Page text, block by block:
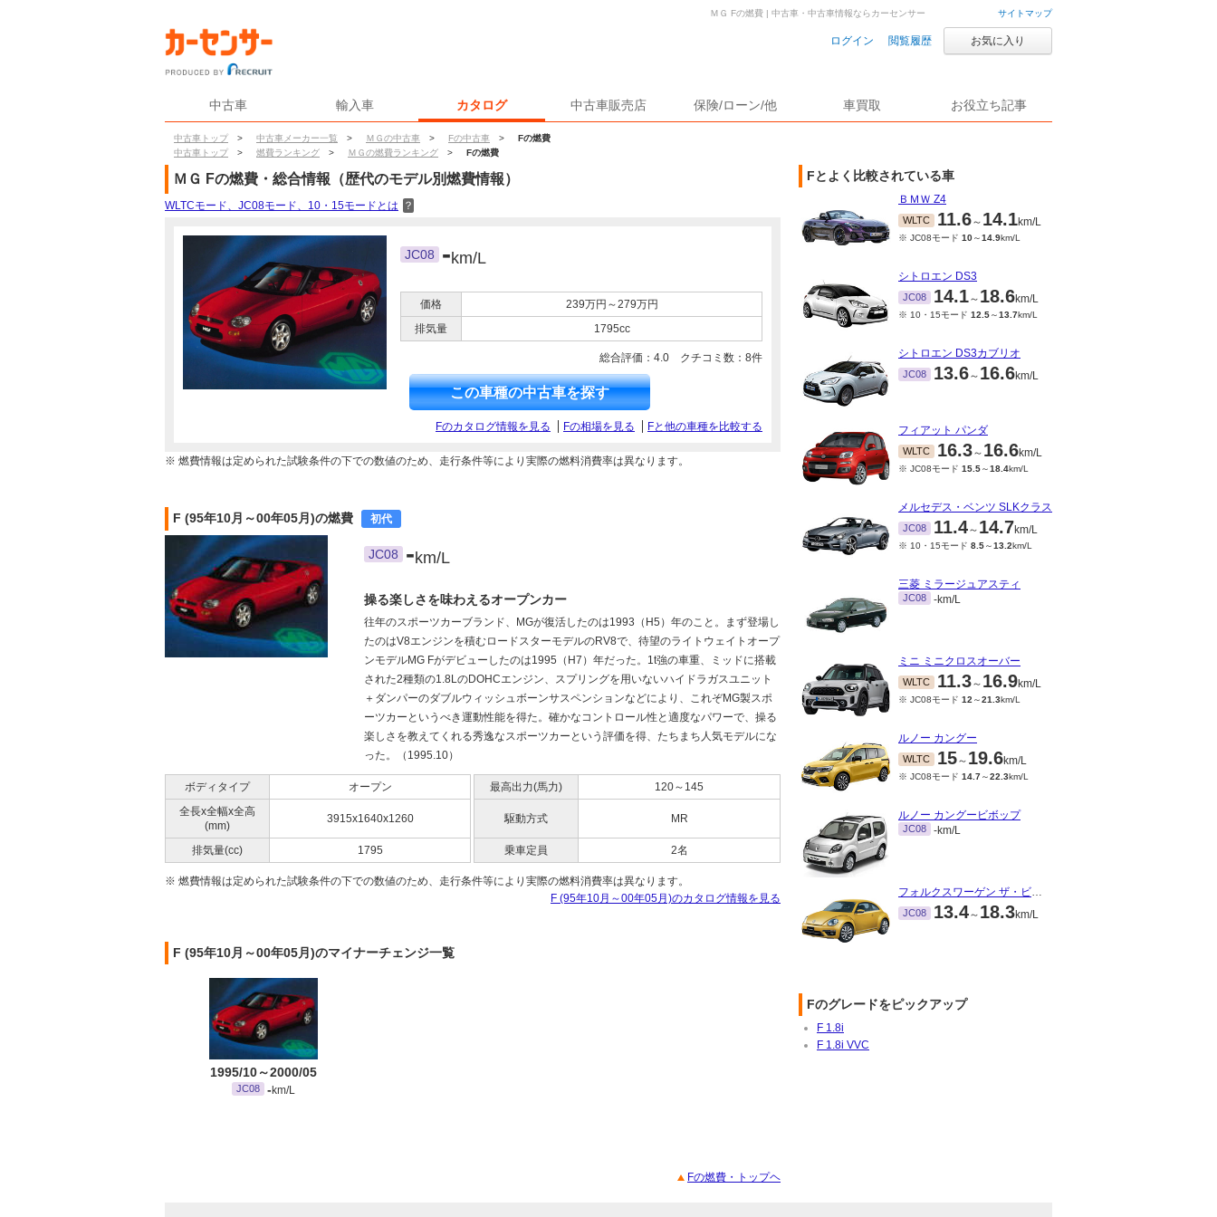
サイトマップ
ログイン 閲覧履歴 お気に入り
中古車 輸入車 カタログ 中古車販売店 保険/ローン/他 車買取 お役立ち記事
中古車トップ > 中古車メーカー一覧 > ＭＧの中古車 > Fの中古車 >
Fの燃費
中古車トップ
> 燃費ランキング > ＭＧの燃費ランキング > Fの燃費
ＭＧ Fの燃費 | 中古車・中古車情報ならカーセンサー
ＭＧ Fの燃費・総合情報（歴代のモデル別燃費情報）
WLTCモード、JC08モード、10・15モードとは ？
JC08 -km/L
価格
239万円～279万円
排気量
1795cc
総合評価： 4.0 クチコミ数： 8件
この車種の中古車を探す
Fのカタログ情報を見る Fの相場を見る Fと他の車種を比較する
※ 燃費情報は定められた試験条件の下での数値のため、走行条件等により実際の燃料消費率は異なります。
F (95年10月～00年05月)の燃費 初代
JC08 -km/L
操る楽しさを味わえるオープンカー
往年のスポーツカーブランド、MGが復活したのは1993（H5）年のこと。まず登場し
たのはV8エンジンを積むロードスターモデルのRV8で、待望のライトウェイトオープ
ンモデルMG Fがデビューしたのは1995（H7）年だった。1t強の車重、ミッドに搭載
された2種類の1.8LのDOHCエンジン、スプリングを用いないハイドラガスユニット
＋ダンパーのダブルウィッシュボーンサスペンションなどにより、これぞMG製スポ
ーツカーというべき運動性能を得た。確かなコントロール性と適度なパワーで、操る
楽しさを教えてくれる秀逸なスポーツカーという評価を得、たちまち人気モデルにな
った。（1995.10）
ボディタイプ オープン 最高出力(馬力)
120～145
全長x全幅x全高
(mm)
3915x1640x1260 駆動方式 MR
排気量(cc) 1795 乗車定員 2名
※ 燃費情報は定められた試験条件の下での数値のため、走行条件等により実際の燃料消費率は異なります。
F (95年10月～00年05月)のカタログ情報を見る
F (95年10月～00年05月)のマイナーチェンジ一覧
1995/10～2000/05
JC08 - km/L
Fの燃費・トップヘ
Fとよく比較されている車
ＢＭＷ Z4
WLTC 11.6～ 14.1km/L
※ JC08モード 10～14.9km/L
シトロエン DS3
JC08 14.1～ 18.6km/L
※ 10・15モード 12.5～13.7km/L
シトロエン DS3カブリオ
JC08 13.6～ 16.6km/L
フィアット パンダ
WLTC 16.3～ 16.6km/L
※ JC08モード 15.5～18.4km/L
メルセデス・ベンツ SLKクラス
JC08 11.4～ 14.7km/L
※ 10・15モード 8.5～13.2km/L
三菱 ミラージュアスティ
JC08 -km/L
ミニ ミニクロスオーバー
WLTC 11.3～ 16.9km/L
※ JC08モード 12 ～21.3km/L
ルノー カングー
WLTC 15～ 19.6km/L
※ JC08モード 14.7～22.3km/L
ルノー カングービボップ
JC08 -km/L
フォルクスワーゲン ザ・ビートル
JC08 13.4～ 18.3km/L
Fのグレードをピックアップ
F 1.8i
F 1.8i VVC